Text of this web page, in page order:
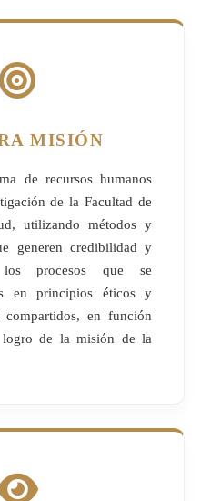
MISIÓN
de recursos humanos
de la Facultad de
utilizando métodos y
generen credibilidad y
los procesos que se
en principios éticos y
compartidos, en función
de la misión de la